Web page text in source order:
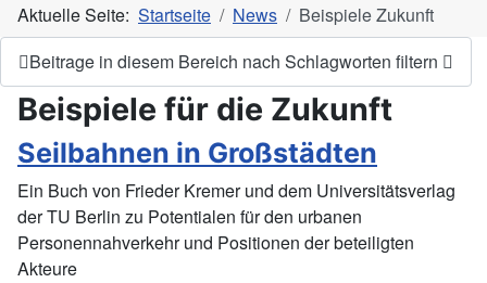
Aktuelle Seite: Startseite News
Beispiele Zukunft
Beitrage in diesem Bereich nach Schlagworten filtern
Beispiele für die Zukunft
Seilbahnen in Großstädten
Ein Buch von Frieder Kremer und dem Universitätsverlag
der TU Berlin zu Potentialen für den urbanen
Personennahverkehr und Positionen der beteiligten
Akteure